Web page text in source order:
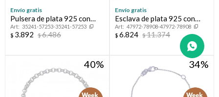
Envío gratis
Pulsera de plata 925 con
esmalte, OJO TURCO.
35241-57253-35241-57253
$ 3.892 $6.486
Envío gratis
Esclava de plata 925 con
circonias.
47972-78908-47972-78908
$ 6.824 $11.374
40 34